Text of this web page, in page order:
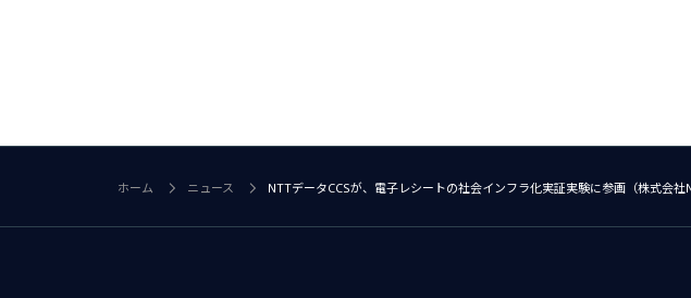
ホーム ニュース NTTデータCCSが、電子レシートの社会インフラ化実証実験に参画（株式会社